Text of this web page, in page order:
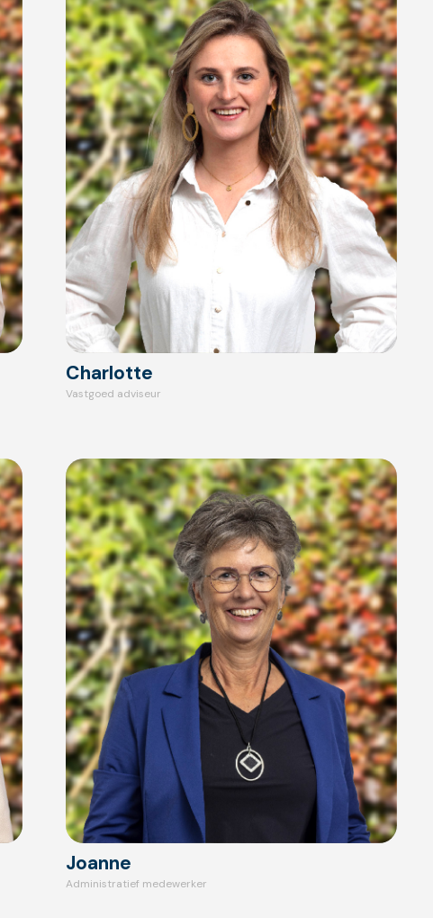
Charlotte
Vastgoed adviseur
Joanne
Administratief medewerker